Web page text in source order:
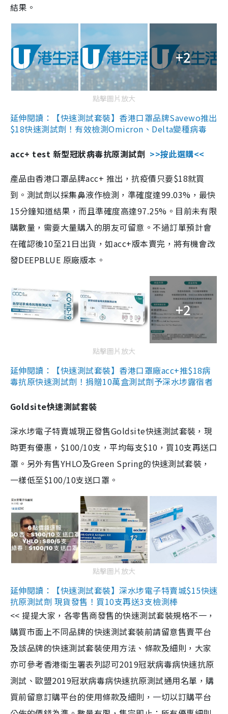
結果。
+2
點擊圖片放大
延伸閱讀：【快速測試套裝】香港口罩品牌Savewo推出
$18快速測試劑！有效檢測Omicron、Delta變種病毒
acc+ test 新型冠狀病毒抗原測試劑 >>按此選購<<
產品由香港口罩品牌acc+ 推出，抗疫價只要$18就買
到。測試劑以採集鼻液作檢測，準確度達99.03%，最快
15分鐘知道結果，而且準確度高達97.25%。目前未有限
購數量，需要大量購入的朋友可留意。不過訂單預計會
在確認後10至21日出貨，如acc+版本賣完，將有機會改
發DEEPBLUE 原廠版本。
+2
點擊圖片放大
延伸閱讀：【快速測試套裝】香港口罩廠acc+推$18病
毒抗原快速測試劑！捐贈10萬盒測試劑予深水埗露宿者
Goldsite快速測試套裝
深水埗電子特賣城現正發售Goldsite快速測試套裝，現
時更有優惠，$100/10支，平均每支$10，買10支再送口
罩。另外有售YHLO及Green Spring的快速測試套裝，
一樣低至$100/10支送口罩。
點擊圖片放大
延伸閱讀：【快速測試套裝】深水埗電子特賣城$15快速
抗原測試劑 現貨發售！買10支再送3支檢測棒
<< 提提大家，各零售商發售的快速測試套裝規格不一，
購買市面上不同品牌的快速測試套裝前請留意售賣平台
及該品牌的快速測試套裝使用方法、條款及細則，大家
亦可參考香港衞生署表列認可2019冠狀病毒病快速抗原
測試、歐盟2019冠狀病毒病快速抗原測試通用名單，購
買前留意訂購平台的使用條款及細則，一切以訂購平台